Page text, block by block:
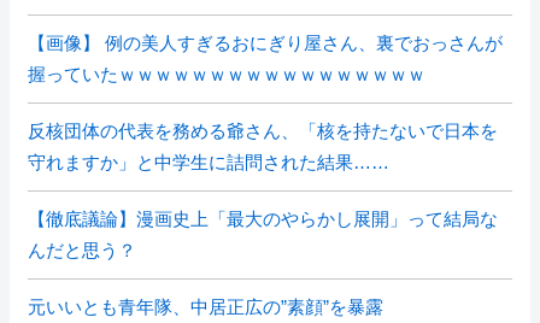
【画像】 例の美人すぎるおにぎり屋さん、裏でおっさんが
握っていたｗｗｗｗｗｗｗｗｗｗｗｗｗｗｗｗｗ
反核団体の代表を務める爺さん、「核を持たないで日本を
守れますか」と中学生に詰問された結果……
【徹底議論】漫画史上「最大のやらかし展開」って結局な
んだと思う？
元いいとも青年隊、中居正広の”素顔”を暴露